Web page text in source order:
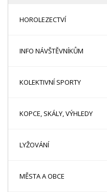
HOROLEZECTVÍ
INFO NÁVŠTĚVNÍKŮM
KOLEKTIVNÍ SPORTY
KOPCE, SKÁLY, VÝHLEDY
LYŽOVÁNÍ
MĚSTA A OBCE